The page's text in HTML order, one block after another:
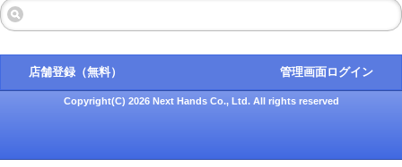
店舗登録（無料） 管理画面ログイン
Copyright(C) 2026 Next Hands Co., Ltd. All rights reserved